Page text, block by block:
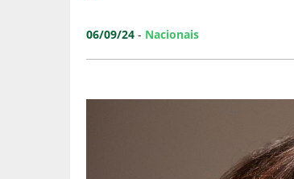
06/09/24 - Nacionais